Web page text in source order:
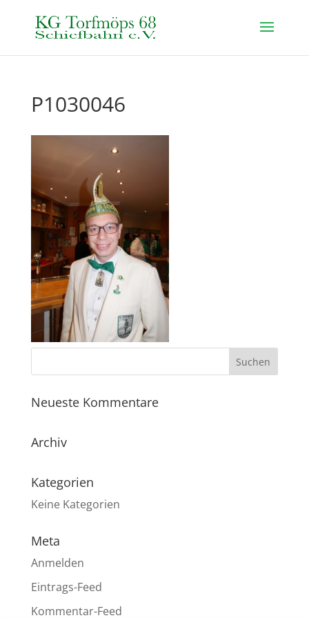
P1030046
Neueste Kommentare
Archiv
Kategorien
Keine Kategorien
Meta
Anmelden
Eintrags-Feed
Kommentar-Feed